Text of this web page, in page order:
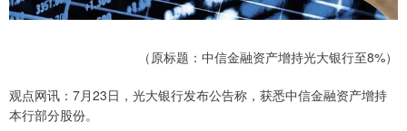
（原标题：中信金融资产增持光大银行至8%）
观点网讯：7月23日，光大银行发布公告称，获悉中信金融资产增持
本行部分股份。